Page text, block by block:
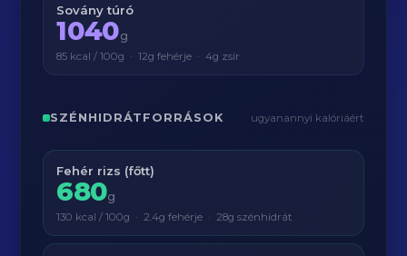
Sovány túró
1040g
85 kcal / 100g · 12g fehérje · 4g zsír
SZÉNHIDRÁTFORRÁSOK ugyanannyi kalóriáért
Fehér rizs (főtt)
680g
130 kcal / 100g · 2.4g fehérje · 28g szénhidrát